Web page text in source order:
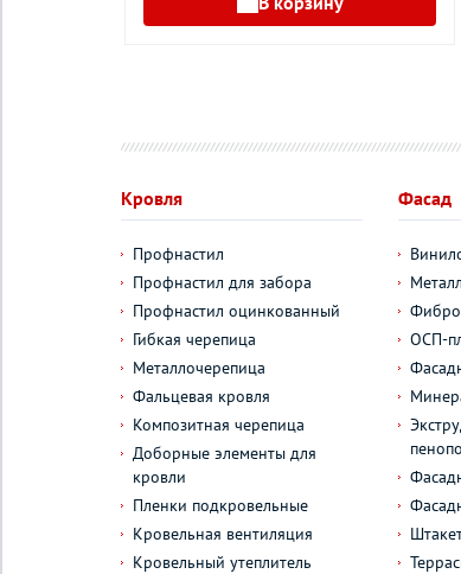
Кровля
Профнастил
Профнастил для забора
Профнастил оцинкованный
Гибкая черепица
Металлочерепица
Фальцевая кровля
Композитная черепица
Доборные элементы для
кровли
Пленки подкровельные
Кровельная вентиляция
Кровельный утеплитель
Фасад
ОСП-